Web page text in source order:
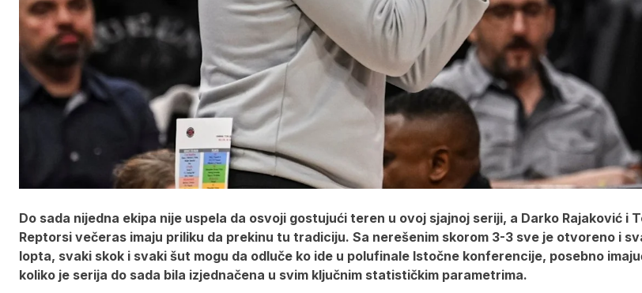
Do sada nijedna ekipa nije uspela da osvoji gostujući teren u ovoj sjajnoj seriji, a Darko Rajaković i
Reptorsi večeras imaju priliku da prekinu tu tradiciju. Sa nerešenim skorom 3-3 sve je otvoreno i
lopta, svaki skok i svaki šut mogu da odluče ko ide u polufinale Istočne konferencije, posebno
koliko je serija do sada bila izjednačena u svim ključnim statističkim parametrima.